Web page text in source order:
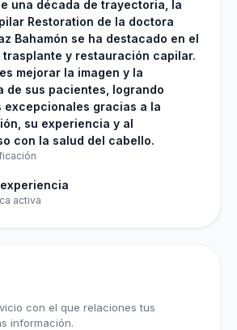
una década de trayectoria, la
Restoration de la doctora
Bahamón se ha destacado en el
trasplante y restauración capilar.
mejorar la imagen y la
de sus pacientes, logrando
excepcionales gracias a la
su experiencia y al
con la salud del cabello.
activa
con el que relaciones tus
información.